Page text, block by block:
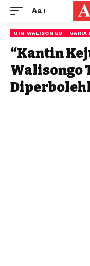
Aa
UIN WALISONGO VARIA
“Kantin
Walisongo